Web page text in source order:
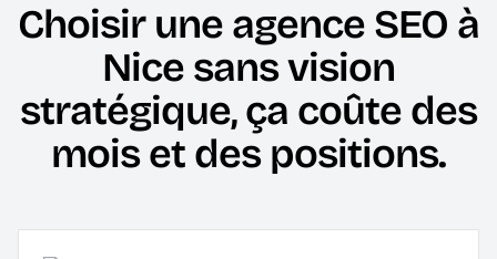
Choisir une agence SEO à
Nice sans vision
stratégique, ça coûte des
mois et des positions.